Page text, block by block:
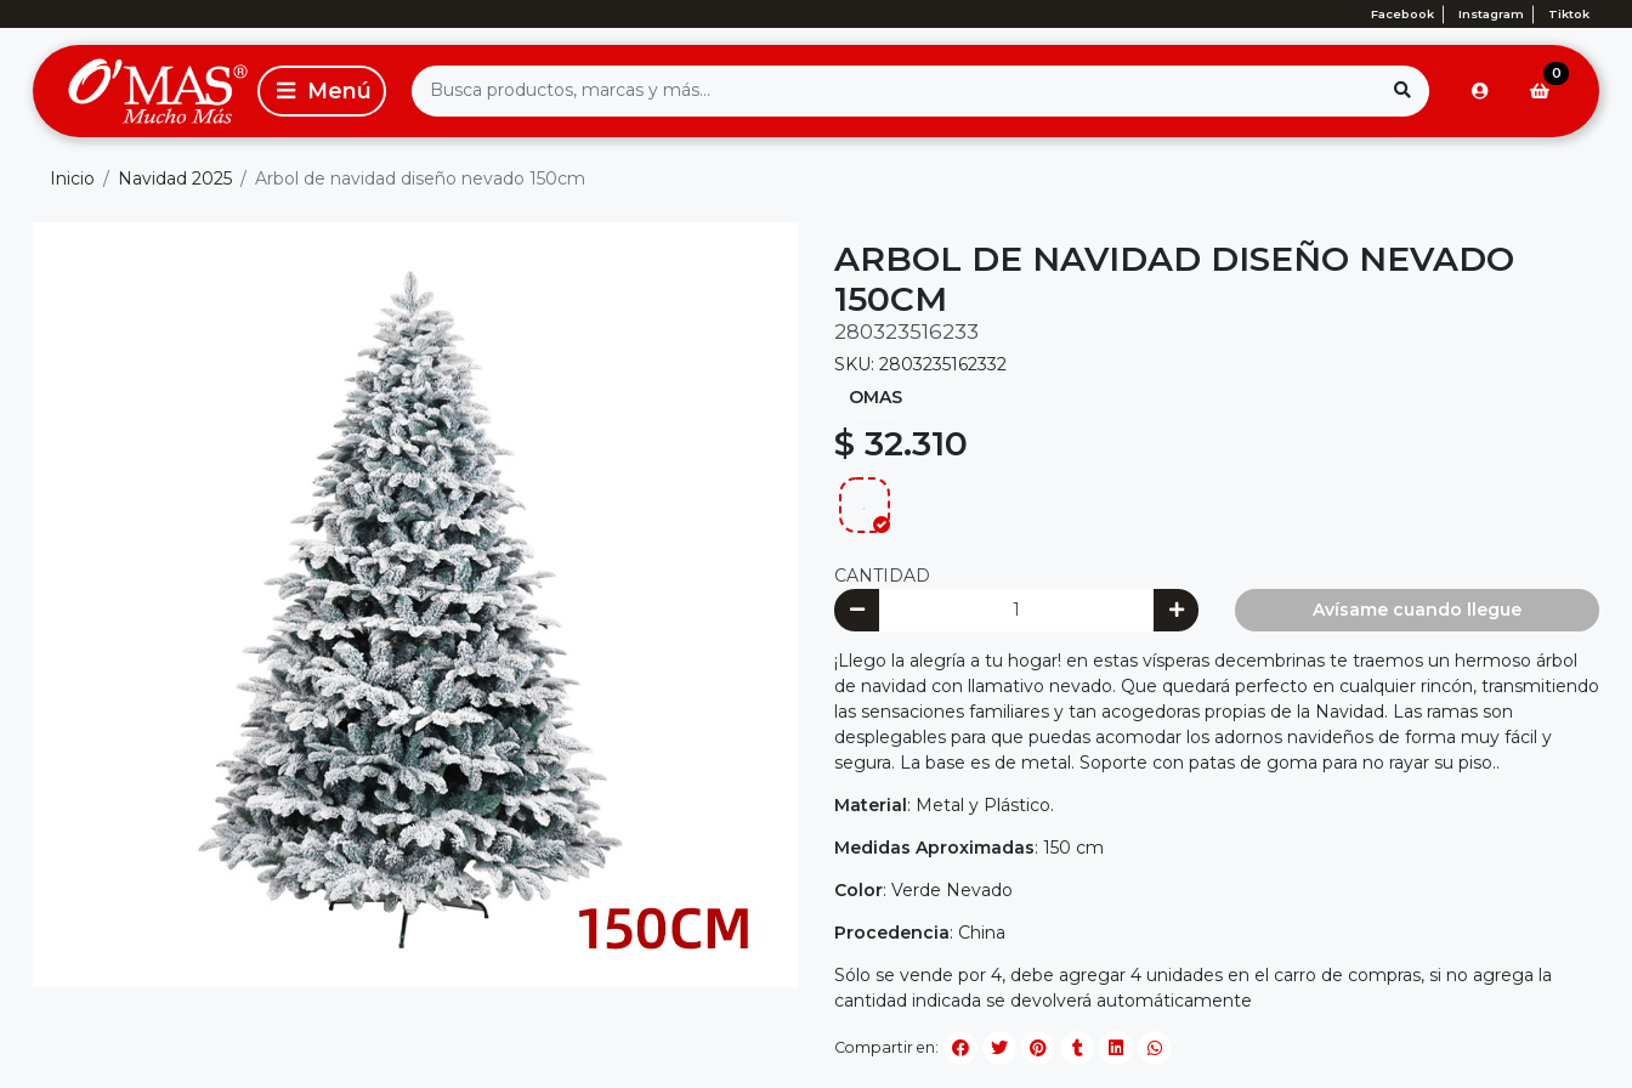
Facebook Instagram Tiktok
0
Inicio Navidad 2025 Arbol de navidad diseño nevado 150cm
ARBOL DE NAVIDAD DISEÑO NEVADO
150CM
280323516233
SKU: 2803235162332
OMAS
$ 32.310
.
CANTIDAD
Avísame cuando llegue
¡Llego la alegría a tu hogar! en estas vísperas decembrinas te traemos un hermoso árbol
de navidad con llamativo nevado. Que quedará perfecto en cualquier rincón, transmitiendo
las sensaciones familiares y tan acogedoras propias de la Navidad. Las ramas son
desplegables para que puedas acomodar los adornos navideños de forma muy fácil y
segura. La base es de metal. Soporte con patas de goma para no rayar su piso..
Material: Metal y Plástico.
Medidas Aproximadas: 150 cm
Color: Verde Nevado
Procedencia: China
Sólo se vende por 4, debe agregar 4 unidades en el carro de compras, si no agrega la
cantidad indicada se devolverá automáticamente
Compartir en: